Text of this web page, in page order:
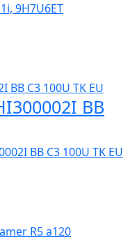
9H7U6ET
BB
BB C3 100U TK EU